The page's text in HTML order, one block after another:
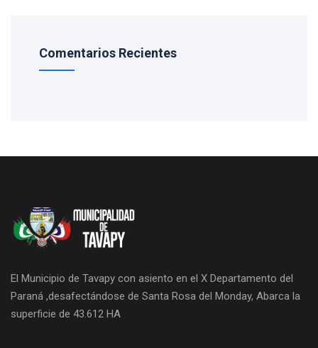
Comentarios Recientes
El Municipio de Tavapy con asiento en el X Departamento del
Paraná ,desafectándose de Santa Rosa del Monday, Abarca la
superficie de 43.612 HA